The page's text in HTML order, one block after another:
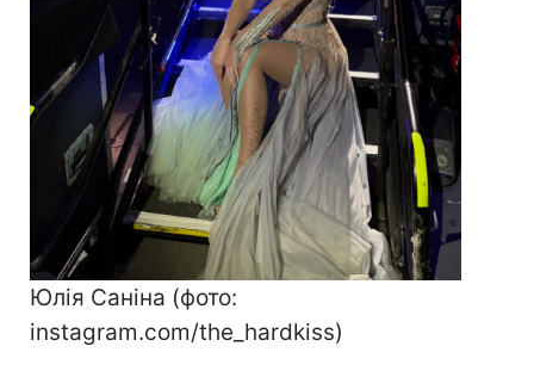
Юлія Саніна (фото:
instagram.com/the_hardkiss)